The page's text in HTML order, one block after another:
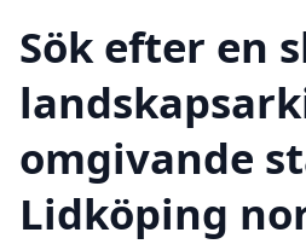
Sök efter en
omgivande
Lidköping